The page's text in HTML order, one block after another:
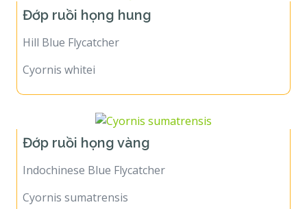
Đớp ruồi họng hung
Hill Blue Flycatcher
Cyornis whitei
Đớp ruồi họng vàng
Indochinese Blue Flycatcher
Cyornis sumatrensis